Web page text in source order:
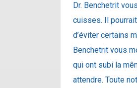
Dr. Benchetrit
cuisses. Il
d’éviter certains
Benchetrit vous
qui ont subi la
attendre. Toute